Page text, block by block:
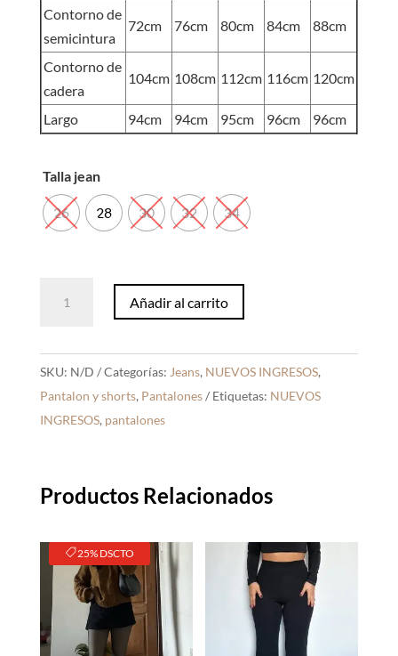
Contorno de
semicintura
72cm 76cm 80cm 84cm 88cm
Contorno de
cadera
104cm 108cm 112cm 116cm 120cm
Largo 94cm 94cm 95cm 96cm 96cm
Talla jean
26 28 30 32 34
Jeans
Añadir al carrito
SKU: N/D Categorías: Jeans, NUEVOS INGRESOS,
Pantalon y shorts, Pantalones Etiquetas: NUEVOS
INGRESOS, pantalones
Productos Relacionados
25% DSCTO